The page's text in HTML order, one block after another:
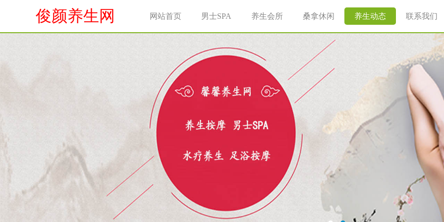
俊颜养生网 网站首页 男士SPA 养生会所 桑拿休闲 养生动态 联系我们